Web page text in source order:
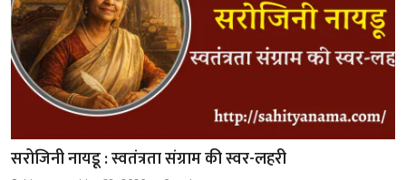
होम
कहानी
कविता
आलेख
सरोजिनी नायडू : स्वतंत्रता संग्राम की स्वर-लहरी